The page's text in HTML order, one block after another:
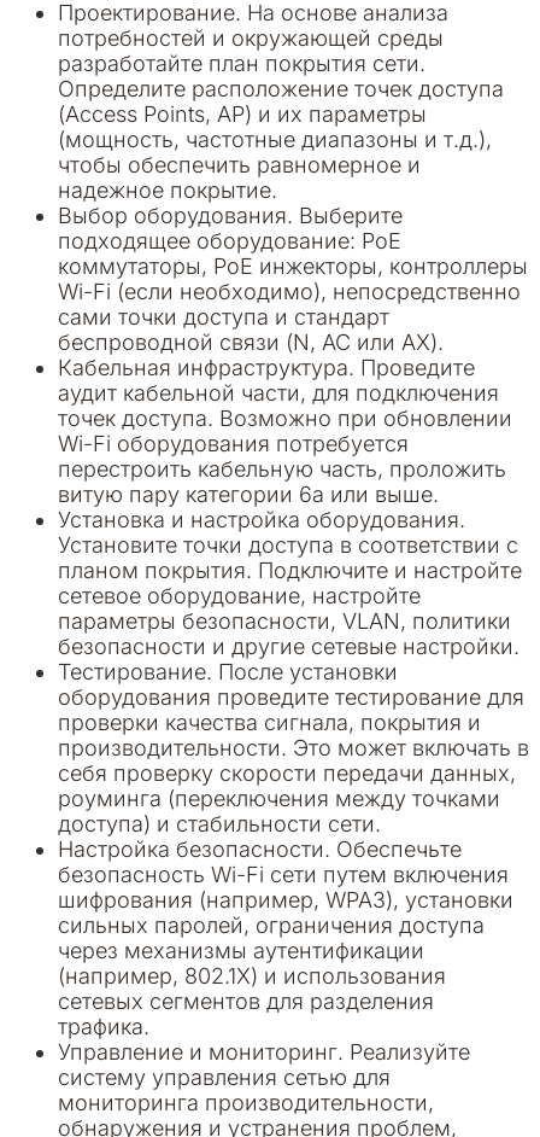
Проектирование. На основе анализа
потребностей и окружающей среды
разработайте план покрытия сети.
Определите расположение точек доступа
(Access Points, AP) и их параметры
(мощность, частотные диапазоны и т.д.),
чтобы обеспечить равномерное и
надежное покрытие.
Выбор оборудования. Выберите
подходящее оборудование: PoE
коммутаторы, PoE инжекторы, контроллеры
Wi-Fi (если необходимо), непосредственно
сами точки доступа и стандарт
беспроводной связи (N, AC или AX).
Кабельная инфраструктура. Проведите
аудит кабельной части, для подключения
точек доступа. Возможно при обновлении
Wi-Fi оборудования потребуется
перестроить кабельную часть, проложить
витую пару категории 6a или выше.
Установка и настройка оборудования.
Установите точки доступа в соответствии с
планом покрытия. Подключите и настройте
сетевое оборудование, настройте
параметры безопасности, VLAN, политики
безопасности и другие сетевые настройки.
Тестирование. После установки
оборудования проведите тестирование для
проверки качества сигнала, покрытия и
производительности. Это может включать в
себя проверку скорости передачи данных,
роуминга (переключения между точками
доступа) и стабильности сети.
Настройка безопасности. Обеспечьте
безопасность Wi-Fi сети путем включения
шифрования (например, WPA3), установки
сильных паролей, ограничения доступа
через механизмы аутентификации
(например, 802.1X) и использования
сетевых сегментов для разделения
трафика.
Управление и мониторинг. Реализуйте
систему управления сетью для
мониторинга производительности,
обнаружения и устранения проблем,